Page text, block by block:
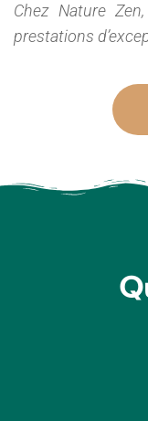
Chez Nature
prestations